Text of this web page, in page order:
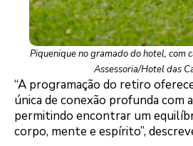
Piquenique no gramado do hotel, com
Assessoria/Hotel das
“A programação do retiro
única de conexão profunda com
permitindo encontrar um
corpo, mente e espírito”,